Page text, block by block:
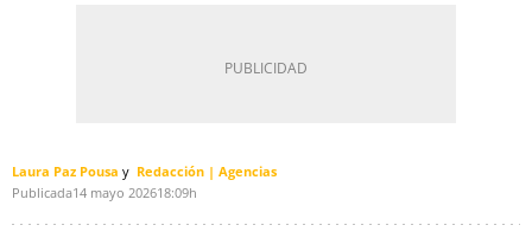
Laura Paz Pousa
Redacción | Agencias
Publicada14 mayo 202618:09h